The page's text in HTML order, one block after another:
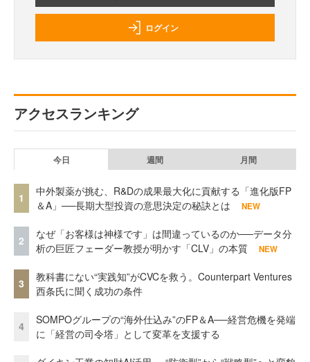
ログイン
アクセスランキング
今日 週間 月間
1
中外製薬が挑む、R&Dの成果最大化に貢献する「進化版FP
＆A」──長期大型投資の意思決定の秘訣とは
NEW
2
なぜ「お客様は神様です」は間違っているのか──データ分
析の巨匠フェーダー教授が明かす「CLV」の本質
NEW
3
教科書にない“実践知”がCVCを救う。Counterpart Ventures
西条氏に聞く成功の条件
4
SOMPOグループの“海外仕込み”のFP＆A──経営危機を発端
に「経営の司令塔」として変革を支援する